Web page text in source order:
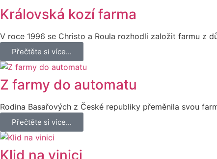
Královská kozí farma
V roce 1996 se Christo a Roula rozhodli založit farmu z
Přečtěte si více...
Z farmy do automatu
Rodina Basařových z České republiky přeměnila svou
Přečtěte si více...
Klid na vinici